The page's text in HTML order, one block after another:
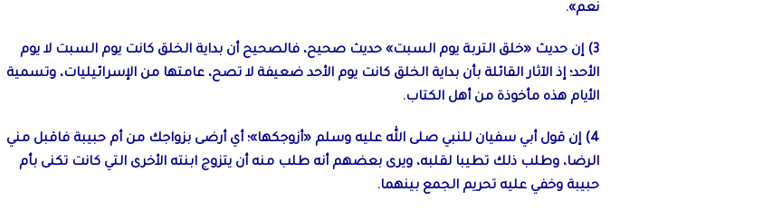
نعم».
3) إن حديث «خلق التربة يوم السبت» حديث صحيح، فالصحيح أن بداية الخلق كانت يوم السبت لا يوم
الأحد؛ إذ الآثار القائلة بأن بداية الخلق كانت يوم الأحد ضعيفة لا تصح، عامتها من الإسرائيليات، وتسمية
الأيام هذه مأخوذة من أهل الكتاب.
4) إن قول أبي سفيان للنبي صلى الله عليه وسلم «أزوجكها»؛ أي أرضى بزواجك من أم حبيبة فاقبل مني
الرضا، وطلب ذلك تطيبا لقلبه، ويرى بعضهم أنه طلب منه أن يتزوج ابنته الأخرى التي كانت تكنى بأم
حبيبة وخفي عليه تحريم الجمع بينهما.